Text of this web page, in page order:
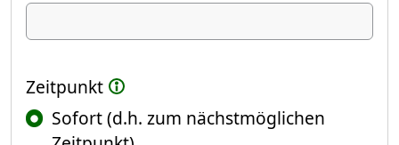
Ich kündige Folgendes
Zeitpunkt
Sofort (d.h. zum nächstmöglichen